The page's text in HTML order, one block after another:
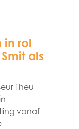
in rol
als
Theu
vanaf